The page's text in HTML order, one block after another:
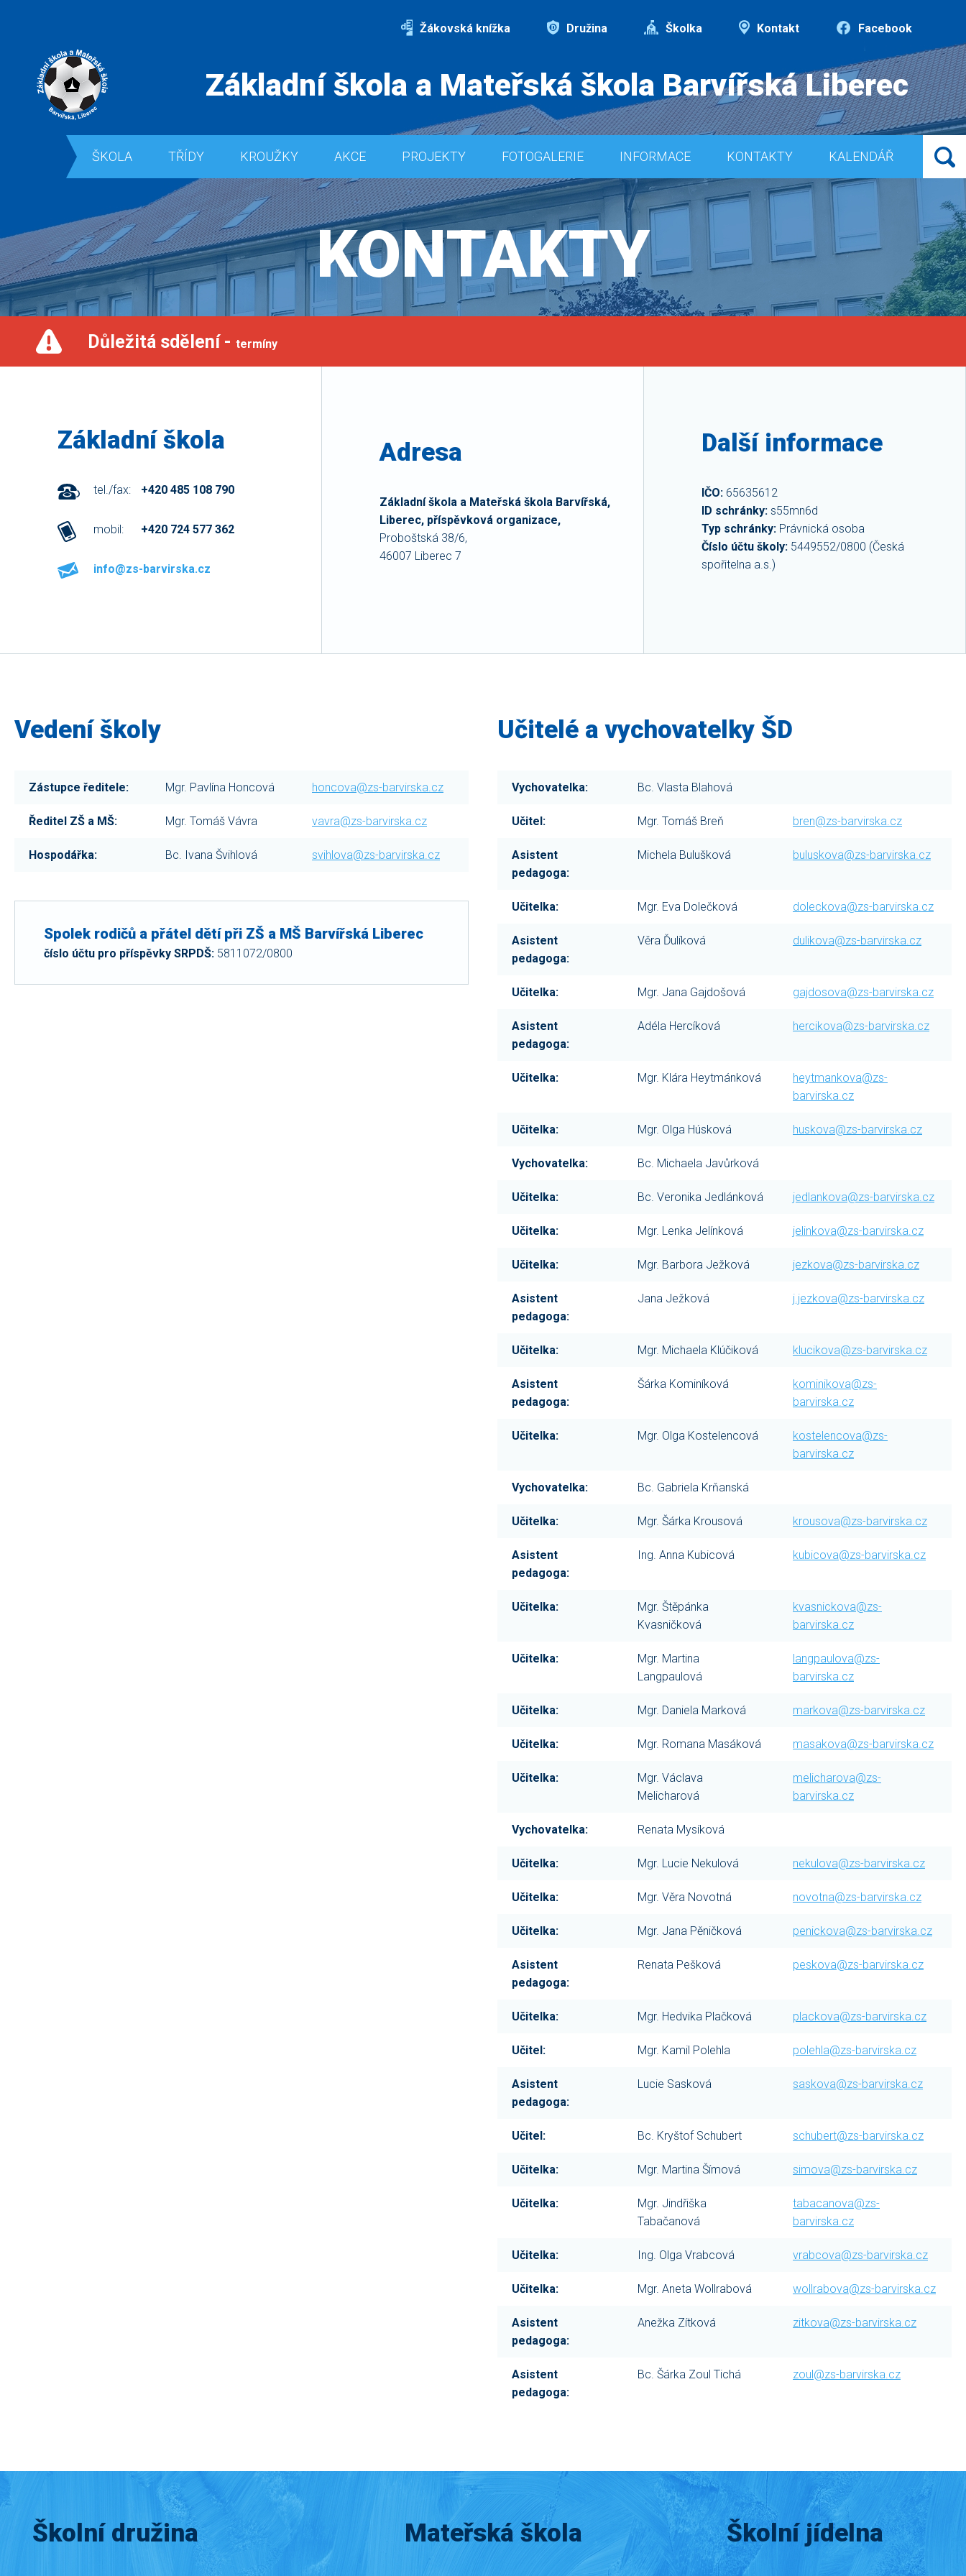
Žákovská knížka Družina Školka Kontakt Facebook
Základní škola a Mateřská škola Barvířská Liberec
ŠKOLA TŘÍDY KROUŽKY AKCE PROJEKTY FOTOGALERIE INFORMACE KONTAKTY KALENDÁŘ
KONTAKTY
Důležitá sdělení - termíny
Základní škola
tel./fax: +420 485 108 790
mobil: +420 724 577 362
info@zs-barvirska.cz
Adresa
Základní škola a Mateřská škola Barvířská,
Liberec, příspěvková organizace,
Proboštská 38/6,
46007 Liberec 7
Další informace
IČO:65635612
ID schránky:s55mn6d
Typ schránky:Právnická osoba
Číslo účtu školy:5449552/0800 (Česká
spořitelna a.s.)
Vedení školy
Zástupce ředitele: Mgr. Pavlína Honcová honcova@zs-barvirska.cz
Ředitel ZŠ a MŠ: Mgr. Tomáš Vávra vavra@zs-barvirska.cz
Hospodářka: Bc. Ivana Švihlová svihlova@zs-barvirska.cz
Spolek rodičů a přátel dětí při ZŠ a MŠ Barvířská Liberec
číslo účtu pro příspěvky SRPDŠ: 5811072/0800
Učitelé a vychovatelky ŠD
Vychovatelka: Bc. Vlasta Blahová
Učitel: Mgr. Tomáš Breň bren@zs-barvirska.cz
Asistent
pedagoga:
Michela Bulušková buluskova@zs-barvirska.cz
Učitelka: Mgr. Eva Dolečková doleckova@zs-barvirska.cz
Asistent
pedagoga:
Věra Ďulíková dulikova@zs-barvirska.cz
Učitelka: Mgr. Jana Gajdošová gajdosova@zs-barvirska.cz
Asistent
pedagoga:
Adéla Hercíková hercikova@zs-barvirska.cz
Učitelka: Mgr. Klára Heytmánková
heytmankova@zs-
barvirska.cz
Učitelka: Mgr. Olga Húsková huskova@zs-barvirska.cz
Vychovatelka: Bc. Michaela Javůrková
Učitelka: Bc. Veronika Jedlánková jedlankova@zs-barvirska.cz
Učitelka: Mgr. Lenka Jelínková jelinkova@zs-barvirska.cz
Učitelka: Mgr. Barbora Ježková jezkova@zs-barvirska.cz
Asistent
pedagoga:
Jana Ježková j.jezkova@zs-barvirska.cz
Učitelka: Mgr. Michaela Klúčiková klucikova@zs-barvirska.cz
Asistent
pedagoga:
Šárka Kominíková
kominikova@zs-
barvirska.cz
Učitelka: Mgr. Olga Kostelencová
kostelencova@zs-
barvirska.cz
Vychovatelka: Bc. Gabriela Krňanská
Učitelka: Mgr. Šárka Krousová krousova@zs-barvirska.cz
Asistent
pedagoga:
Ing. Anna Kubicová kubicova@zs-barvirska.cz
Učitelka:
Mgr. Štěpánka
Kvasničková
kvasnickova@zs-
barvirska.cz
Učitelka:
Mgr. Martina
Langpaulová
langpaulova@zs-
barvirska.cz
Učitelka: Mgr. Daniela Marková markova@zs-barvirska.cz
Učitelka: Mgr. Romana Masáková masakova@zs-barvirska.cz
Učitelka:
Mgr. Václava
Melicharová
melicharova@zs-
barvirska.cz
Vychovatelka: Renata Mysíková
Učitelka: Mgr. Lucie Nekulová nekulova@zs-barvirska.cz
Učitelka: Mgr. Věra Novotná novotna@zs-barvirska.cz
Učitelka: Mgr. Jana Pěničková penickova@zs-barvirska.cz
Asistent
pedagoga:
Renata Pešková peskova@zs-barvirska.cz
Učitelka: Mgr. Hedvika Plačková plackova@zs-barvirska.cz
Učitel: Mgr. Kamil Polehla polehla@zs-barvirska.cz
Asistent
pedagoga:
Lucie Sasková saskova@zs-barvirska.cz
Učitel: Bc. Kryštof Schubert schubert@zs-barvirska.cz
Učitelka: Mgr. Martina Šímová simova@zs-barvirska.cz
Učitelka:
Mgr. Jindřiška
Tabačanová
tabacanova@zs-
barvirska.cz
Učitelka: Ing. Olga Vrabcová vrabcova@zs-barvirska.cz
Učitelka: Mgr. Aneta Wollrabová wollrabova@zs-barvirska.cz
Asistent
pedagoga:
Anežka Zítková zitkova@zs-barvirska.cz
Asistent
pedagoga:
Bc. Šárka Zoul Tichá zoul@zs-barvirska.cz
Školní družina Mateřská škola Školní jídelna